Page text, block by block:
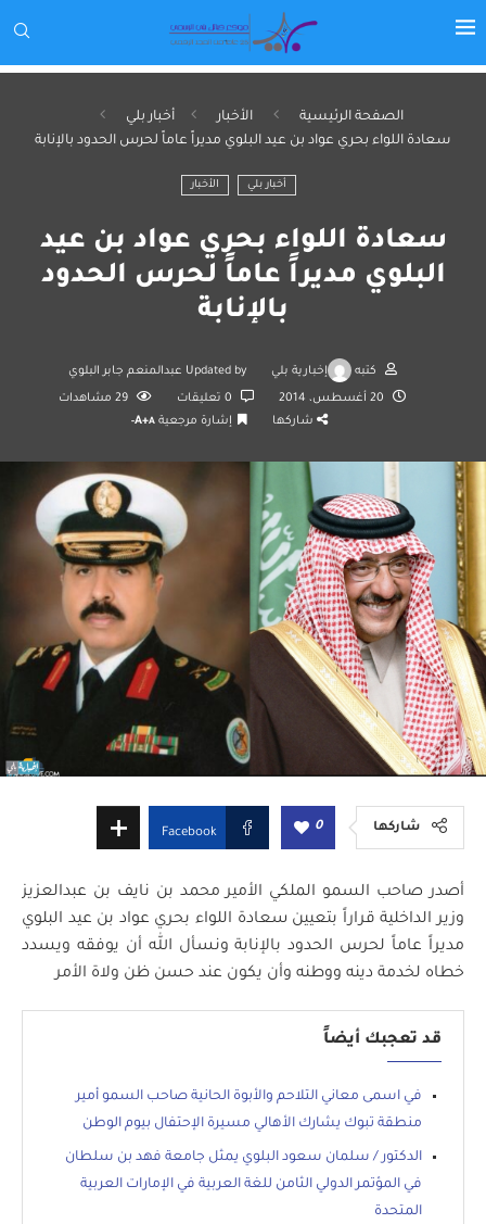
الصفحة الرئيسية الأخبار
أخبار بلي
سعادة اللواء بحري عواد بن عيد البلوي مديراً عاماً لحرس الحدود بالإنابة
أخبار بلي الأخبار
سعادة اللواء بحري عواد بن عيد
البلوي مديراً عاماً لحرس الحدود
بالإنابة
كتبه إخبارية بلي Updated by عبدالمنعم جابر البلوي
20 أغسطس، 2014 29 مشاهدات
شاركها
إشارة مرجعية A+A-
شاركها 0
Facebook
أصدر صاحب السمو الملكي الأمير محمد بن نايف بن عبدالعزيز
وزير الداخلية قراراً بتعيين سعادة اللواء بحري عواد بن عيد البلوي
مديراً عاماً لحرس الحدود بالإنابة ونسأل الله أن يوفقه ويسدد
خطاه لخدمة دينه ووطنه وأن يكون عند حسن ظن ولاة الأمر
قد تعجبك أيضاً
في اسمى معاني التلاحم والأبوة الحانية صاحب السمو أمير
منطقة تبوك يشارك الأهالي مسيرة الإحتفال بيوم الوطن
الدكتور / سلمان سعود البلوي يمثل جامعة فهد بن سلطان
في المؤتمر الدولي الثامن للغة العربية في الإمارات العربية
المتحدة